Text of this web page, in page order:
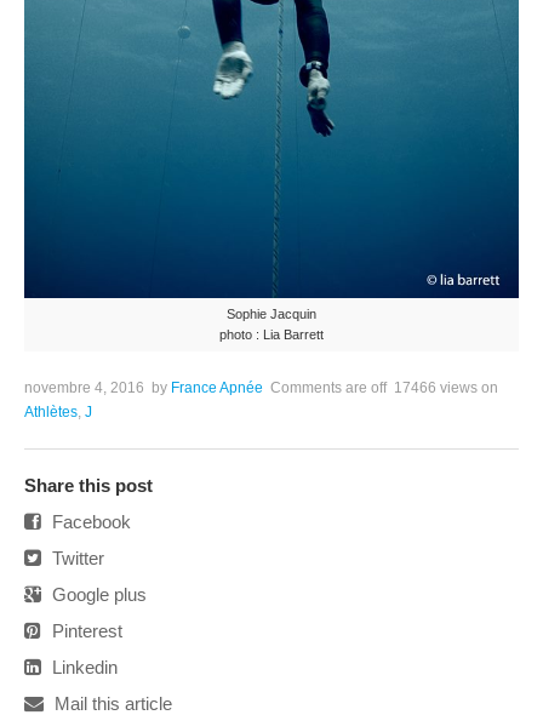
Sophie Jacquin
photo : Lia Barrett
novembre 4, 2016 by France Apnée Comments are off 17466 views on
Athlètes, J
Share this post
Facebook
Twitter
Google plus
Pinterest
Linkedin
Mail this article